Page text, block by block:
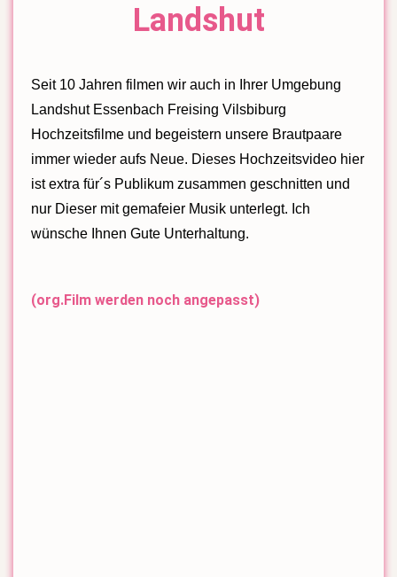
Landshut
Seit 10 Jahren filmen wir auch in Ihrer Umgebung
Landshut Essenbach Freising Vilsbiburg
Hochzeitsfilme und begeistern unsere Brautpaare
immer wieder aufs Neue. Dieses Hochzeitsvideo hier
ist extra für´s Publikum zusammen geschnitten und
nur Dieser mit gemafeier Musik unterlegt. Ich
wünsche Ihnen Gute Unterhaltung.
(org.Film werden noch angepasst)